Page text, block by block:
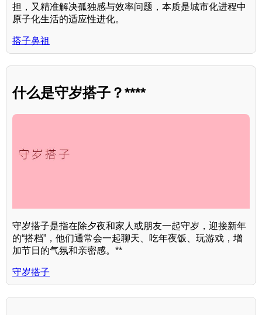
担，又精准解决孤独感与效率问题，本质是城市化进程中
原子化生活的适应性进化。
搭子鼻祖
什么是守岁搭子？****
守岁搭子是指在除夕夜和家人或朋友一起守岁，迎接新年
的“搭档”，他们通常会一起聊天、吃年夜饭、玩游戏，增
加节日的气氛和亲密感。**
守岁搭子